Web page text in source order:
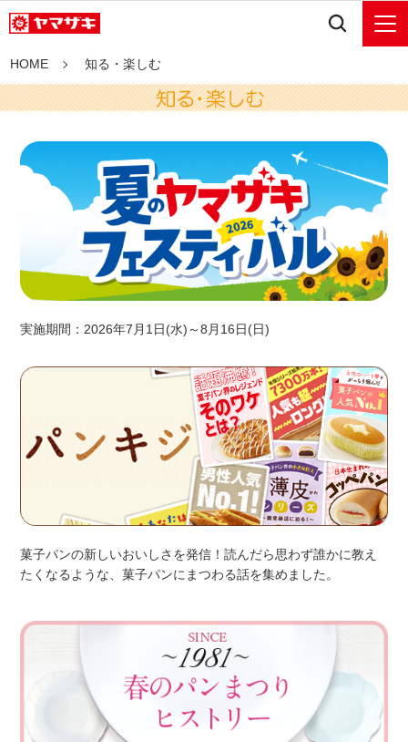
HOME 知る・楽しむ
実施期間：2026年7月1日(水)～8月16日(日)
菓子パンの新しいおいしさを発信！読んだら思わず誰かに教え
たくなるような、菓子パンにまつわる話を集めました。